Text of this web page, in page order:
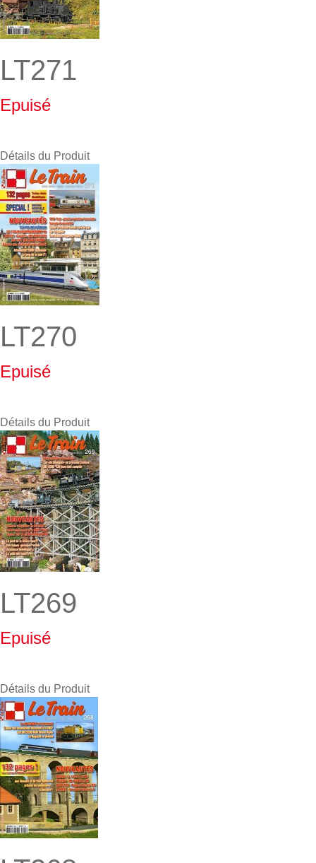
LT271
Epuisé
Détails du Produit
LT270
Epuisé
Détails du Produit
LT269
Epuisé
Détails du Produit